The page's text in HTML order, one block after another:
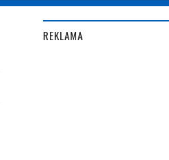
REKLAMA